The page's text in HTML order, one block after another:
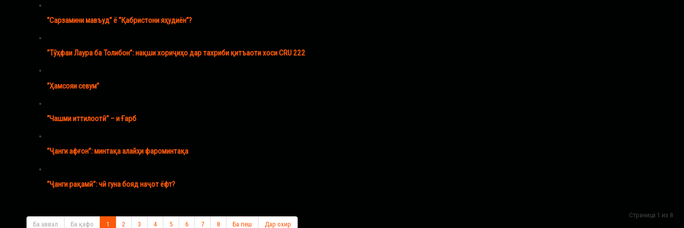
“Сарзамини мавъуд” ё “Қабристони яҳудиён”?
“Тӯҳфаи Лаура ба Толибон”: нақши хориҷиҳо дар тахриби қитъаоти хоси CRU 222
“Ҳамсояи севум”
“Чашми иттилоотӣ” – и Ғарб
“Ҷанги афғон”: минтақа алайҳи фароминтақа
“Ҷанги рақамӣ”: чӣ гуна бояд наҷот ёфт?
Страница 1 из 8
Ба аввал
Ба қафо 1 2 3 4 5 6 7 8 Ба пеш Дар охир